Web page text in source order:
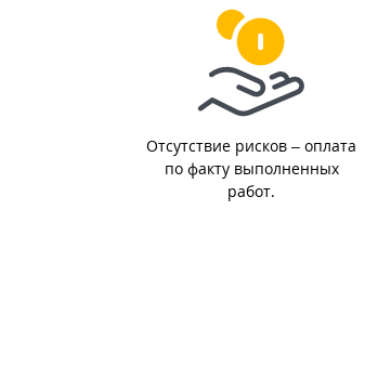
Отсутствие рисков – оплата
по факту выполненных
работ.